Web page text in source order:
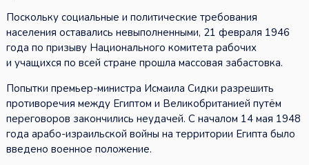
Поскольку социальные и политические требования
населения оставались невыполненными, 21 февраля 1946
года по призыву Национального комитета рабочих
и учащихся по всей стране прошла массовая забастовка.
Попытки премьер-министра Исмаила Сидки разрешить
противоречия между Египтом и Великобританией путём
переговоров закончились неудачей. С началом 14 мая 1948
года арабо-израильской войны на территории Египта было
введено военное положение.